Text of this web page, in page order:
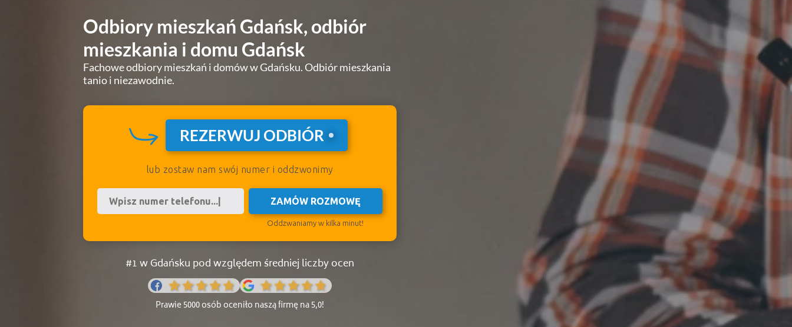
Odbiory mieszkań Gdańsk, odbiór
mieszkania i domu Gdańsk
Fachowe odbiory mieszkań i domów w Gdańsku. Odbiór mieszkania
tanio i niezawodnie.
REZERWUJ ODBIÓR
lub zostaw nam swój numer i oddzwonimy
ZAMÓW ROZMOWĘ
Oddzwaniamy w kilka minut!
#1 w Gdańsku pod względem średniej liczby ocen
Prawie 5000 osób oceniło naszą firmę na 5,0!